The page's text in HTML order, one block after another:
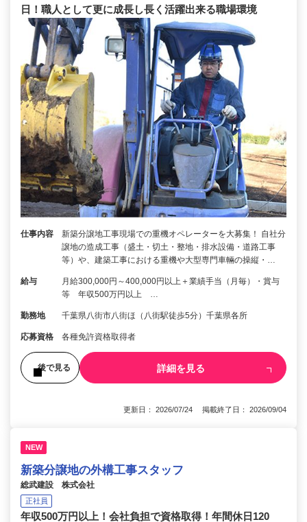
日！職人として更に成長し長く活躍出来る職場環境
仕事内容
新築分譲地工事現場での重機オペレーターを大募集！ 自社分
譲地の造成工事（盛土・切土・整地・排水設備・道路工事
等）や、建築工事における重機や大型専門車輛の操縦・…
給与
月給300,000円～400,000円以上＋業績手当（月毎）・賞与
等 年収500万円以上 …
勤務地 千葉県八街市八街ほ（八街駅徒歩5分）千葉県各所
応募資格 各種免許資格取得者
後で見る 詳細を見る
更新日： 2026/07/24 掲載終了日： 2026/09/04
NEW
新築分譲地の外構工事スタッフ
総武建設 株式会社
正社員
年収500万円以上！会社負担で資格取得！年間休日120